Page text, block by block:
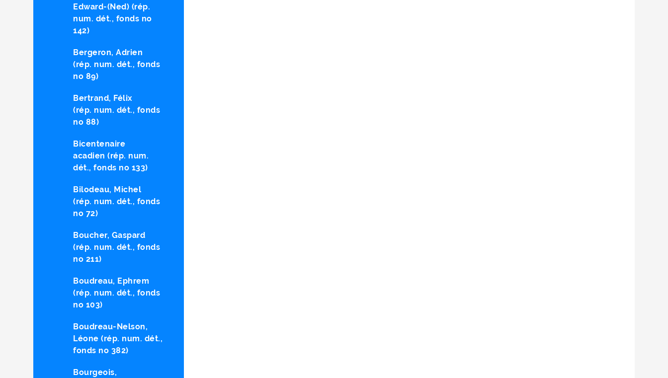
Edward-(Ned) (rép.
num. dét., fonds no
142)
Bergeron, Adrien
(rép. num. dét., fonds
no 89)
Bertrand, Félix
(rép. num. dét., fonds
no 88)
Bicentenaire
acadien (rép. num.
dét., fonds no 133)
Bilodeau, Michel
(rép. num. dét., fonds
no 72)
Boucher, Gaspard
(rép. num. dét., fonds
no 211)
Boudreau, Ephrem
(rép. num. dét., fonds
no 103)
Boudreau-Nelson,
Léone (rép. num. dét.,
fonds no 382)
Bourgeois,